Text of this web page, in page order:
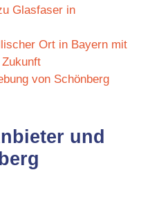
Glasfaser in
Ort in Bayern mit
von Schönberg
und